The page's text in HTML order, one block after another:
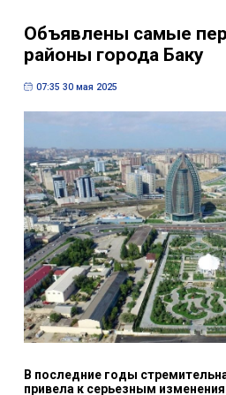
Объявлены самые
районы города Баку
07:35 30 мая 2025
В последние годы
привела к серьезным